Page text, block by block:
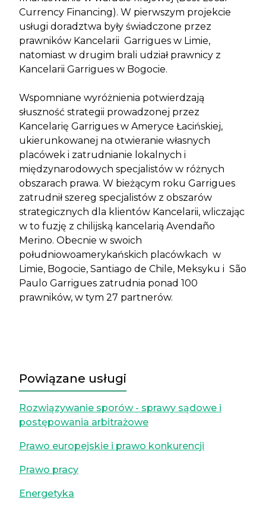
Currency Financing). W pierwszym projekcie
usługi doradztwa były świadczone przez
prawników Kancelarii Garrigues w Limie,
natomiast w drugim brali udział prawnicy z
Kancelarii Garrigues w Bogocie.
Wspomniane wyróżnienia potwierdzają
słuszność strategii prowadzonej przez
Kancelarię Garrigues w Ameryce Łacińskiej,
ukierunkowanej na otwieranie własnych
placówek i zatrudnianie lokalnych i
międzynarodowych specjalistów w różnych
obszarach prawa. W bieżącym roku Garrigues
zatrudnił szereg specjalistów z obszarów
strategicznych dla klientów Kancelarii, wliczając
w to fuzję z chilijską kancelarią Avendaño
Merino. Obecnie w swoich
południowoamerykańskich placówkach w
Limie, Bogocie, Santiago de Chile, Meksyku i São
Paulo Garrigues zatrudnia ponad 100
prawników, w tym 27 partnerów.
Powiązane usługi
Rozwiązywanie sporów - sprawy sądowe i
postępowania arbitrażowe
Prawo europejskie i prawo konkurencji
Prawo pracy
Energetyka